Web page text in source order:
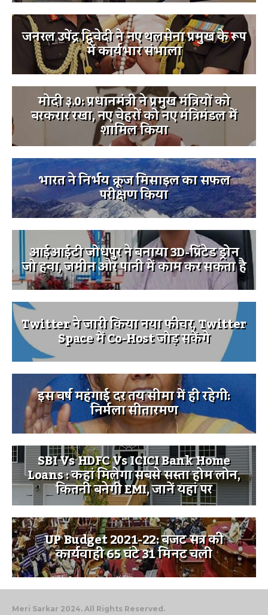
जनरल उपेंद्र द्विवेदी ने नए थलसेना प्रमुख के रूप
में कार्यभार संभाला
मोदी ३.0: प्रधानमंत्री ने प्रमुख मंत्रियों को
बरकरार रखा, नए चेहरों को नए मंत्रिमंडल में
शामिल किया
भारत ने निर्भय क्रूज मिसाइल का सफल
परीक्षण किया
आईआईटी जोधपुर ने बनाया 3D-प्रिंटेड ड्रोन
जो हवा, जमीन और पानी में काम कर सकता है
Twitter ने जारी किया नया फीचर, Twitter
Space में Co-Host जोड़ सकेंगे
इस वर्ष महंगाई दर तय सीमा में ही रहेगी:
निर्मला सीतारमण
SBI Vs HDFC Vs ICICI Bank Home
Loans : कहां मिलेगा सबसे सस्ता होम लोन,
कितनी बनेगी EMI, जानें यहां पर
UP Budget 2021-22: बजट सत्र की
कार्यवाही 65 घंटे 31 मिनट चली
Meri Sarkar 2024. All Rights Reserved.